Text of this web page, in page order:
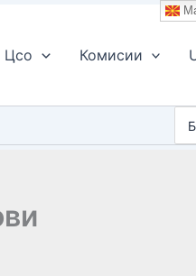
Цсо Комисии
for: